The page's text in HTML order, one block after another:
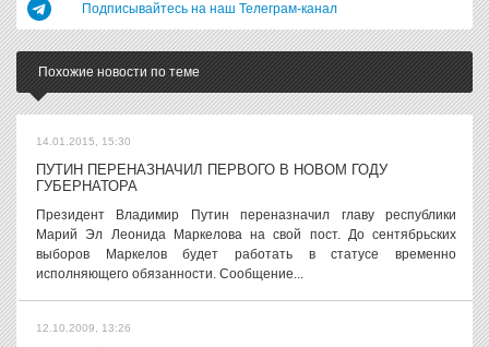
Подписывайтесь на наш Телеграм-канал
Похожие новости по теме
14.01.2015, 15:30
ПУТИН ПЕРЕНАЗНАЧИЛ ПЕРВОГО В НОВОМ ГОДУ
ГУБЕРНАТОРА
Президент Владимир Путин переназначил главу республики
Марий Эл Леонида Маркелова на свой пост. До сентябрьских
выборов Маркелов будет работать в статусе временно
исполняющего обязанности. Сообщение...
12.10.2009, 13:26